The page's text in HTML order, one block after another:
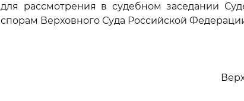
для рассмотрения в судебном заседании
спорам Верховного Суда Российской